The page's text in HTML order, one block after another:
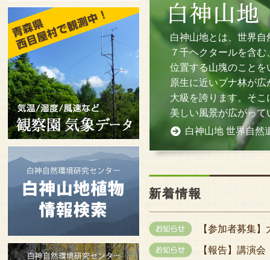
白神山地とは、世界
７千ヘクタールを含
位置する山塊のこと
原生に近いブナ林が
大級を誇ります。そ
美しい風景が広がって
白神山地 世界自然
新着情報
【参加者募集
【報告】講演